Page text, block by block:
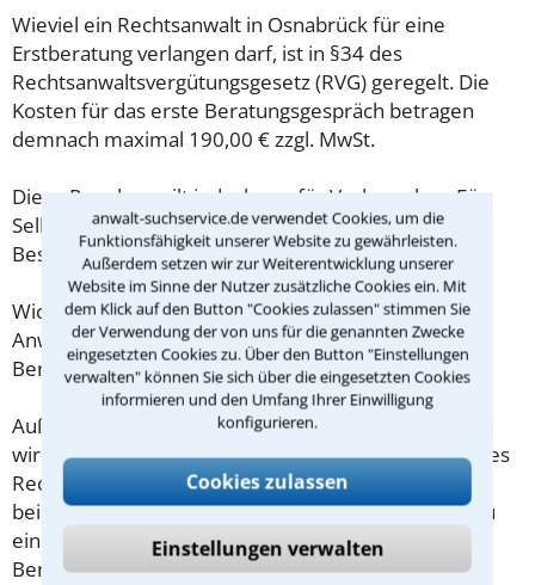
anwalt-suchservice.de verwendet Cookies, um die
Funktionsfähigkeit unserer Website zu gewährleisten.
Außerdem setzen wir zur Weiterentwicklung unserer
Website im Sinne der Nutzer zusätzliche Cookies ein. Mit
dem Klick auf den Button "Cookies zulassen" stimmen Sie
der Verwendung der von uns für die genannten Zwecke
eingesetzten Cookies zu. Über den Button "Einstellungen
verwalten" können Sie sich über die eingesetzten Cookies
informieren und den Umfang Ihrer Einwilligung
konfigurieren.
Cookies zulassen
Einstellungen verwalten
Wieviel ein Rechtsanwalt in Osnabrück für eine
Erstberatung verlangen darf, ist in §34 des
Rechtsanwaltsvergütungsgesetz (RVG) geregelt. Die
Kosten für das erste Beratungsgespräch betragen
demnach maximal 190,00 € zzgl. MwSt.
Diese Regelung gilt jedoch nur für Verbraucher. Für
Selbstständige oder Freiberufler gilt diese
Beschränkung nicht.
Wichtig daher: Klären Sie die Kostenfrage mit Ihrem
Anwalt aus Osnabrück schon zu Beginn der ersten
Beratung.
Außerdem gut zu wissen: Gemäß § 34 Absatz 2 RVG
wird die Beratungsgebühr auf weitere Tätigkeiten des
Rechtsanwalts angerechnet. Sollte es also
beispielsweise aufgrund des Beratungsgesprächs zu
einem Prozess kommen, so kann der Anwalt diese
Beratungsgebühr nicht mehr abrechnen.